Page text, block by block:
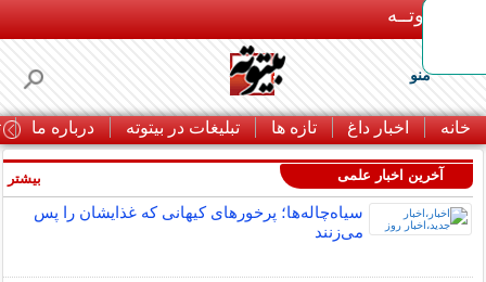
بـیتوتــه
منو
خانه اخبار داغ تازه ها تبلیغات در بیتوته درباره ما
آخرین اخبار علمی
سیاه‌چاله‌ها؛ پرخورهای کیهانی که غذایشان را پس
می‌زنند
بیشتر